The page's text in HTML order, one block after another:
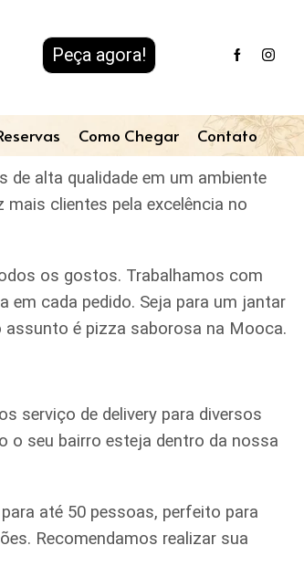
Peça agora!
Como Chegar Contato
de alta qualidade em um ambiente
clientes pela excelência no
os gostos. Trabalhamos com
em cada pedido. Seja para um jantar
é pizza saborosa na Mooca.
serviço de delivery para diversos
o seu bairro esteja dentro da nossa
até 50 pessoas, perfeito para
Recomendamos realizar sua